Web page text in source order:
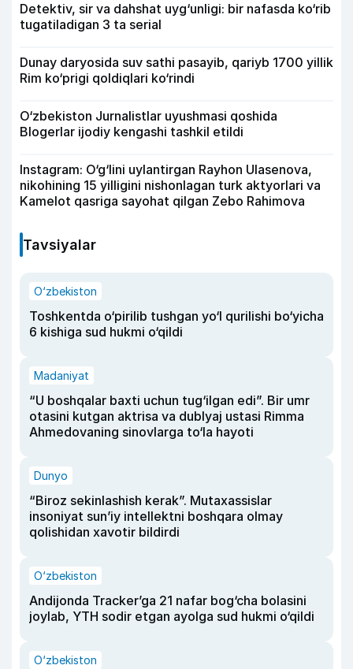
Detektiv, sir va dahshat uyg‘unligi: bir nafasda ko‘rib
tugatiladigan 3 ta serial
Dunay daryosida suv sathi pasayib, qariyb 1700 yillik
Rim ko‘prigi qoldiqlari ko‘rindi
O‘zbekiston Jurnalistlar uyushmasi qoshida
Blogerlar ijodiy kengashi tashkil etildi
Instagram: O‘g‘lini uylantirgan Rayhon Ulasenova,
nikohining 15 yilligini nishonlagan turk aktyorlari va
Kamelot qasriga sayohat qilgan Zebo Rahimova
Tavsiyalar
O‘zbekiston
Toshkentda o‘pirilib tushgan yo‘l qurilishi bo‘yicha
6 kishiga sud hukmi o‘qildi
Madaniyat
“U boshqalar baxti uchun tug‘ilgan edi”. Bir umr
otasini kutgan aktrisa va dublyaj ustasi Rimma
Ahmedovaning sinovlarga to‘la hayoti
Dunyo
“Biroz sekinlashish kerak”. Mutaxassislar
insoniyat sun’iy intellektni boshqara olmay
qolishidan xavotir bildirdi
O‘zbekiston
Andijonda Tracker’ga 21 nafar bog‘cha bolasini
joylab, YTH sodir etgan ayolga sud hukmi o‘qildi
O‘zbekiston